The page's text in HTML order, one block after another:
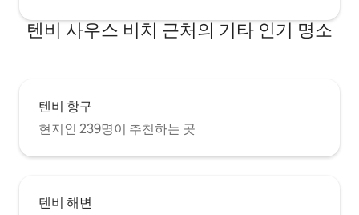
텐비 사우스 비치 근처의 기타 인기 명소
텐비 항구
현지인 239명이 추천하는 곳
텐비 해변